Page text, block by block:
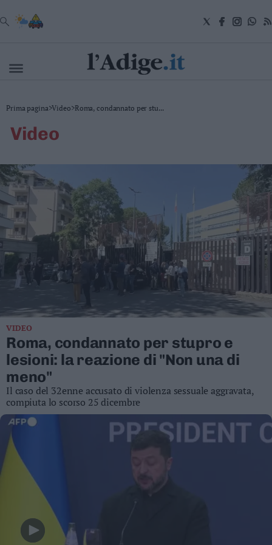
VAI
Attualità
Economia
Spettacoli
Salute
e
Benessere
Montagna
Tecnologia
Sport
Foto
Video
Business
Territori
Trento
Rovereto
Pergine
Riva
–
Arco
Basso
–
Ledro
Lavis
Rotaliana
dei
Laghi
Prima pagina>Video>Roma, condannato per stu...
video
VIDEO
Roma, condannato per stupro e
lesioni: la reazione di "Non una di
meno"
Il caso del 32enne accusato di violenza sessuale aggravata,
compiuta lo scorso 25 dicembre